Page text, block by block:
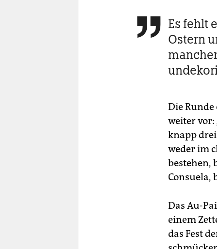
 Es fehlt
Ostern
Die
weiter vor:
knapp
weder im
bestehen,
Consuela,
Das Au-
einem
das Fest